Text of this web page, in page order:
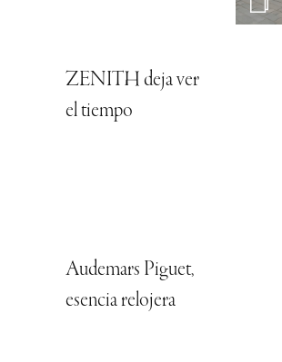
ZENITH deja ver
el tiempo
Audemars Piguet,
esencia relojera